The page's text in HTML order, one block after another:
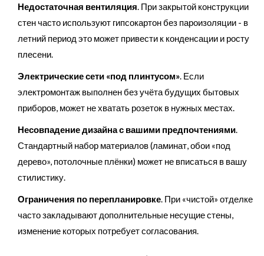
Недостаточная вентиляция. При закрытой конструкции
стен часто используют гипсокартон без пароизоляции - в
летний период это может привести к конденсации и росту
плесени.
Электрические сети «под плинтусом». Если
электромонтаж выполнен без учёта будущих бытовых
приборов, может не хватать розеток в нужных местах.
Несовпадение дизайна с вашими предпочтениями.
Стандартный набор материалов (ламинат, обои «под
дерево», потолочные плёнки) может не вписаться в вашу
стилистику.
Ограничения по перепланировке. При «чистой» отделке
часто закладывают дополнительные несущие стены,
изменение которых потребует согласования.